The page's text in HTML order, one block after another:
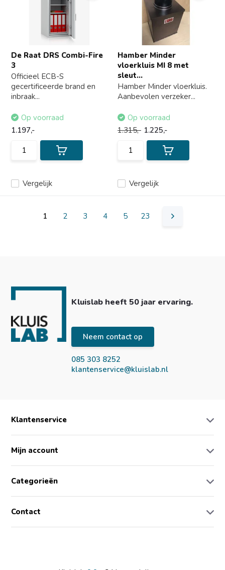
De Raat DRS Combi-Fire
3
Officieel ECB-S
gecertificeerde brand en
inbraak...
Vergelijk
Op voorraad
1.197,-
Hamber Minder
vloerkluis MI 8 met
sleut...
Hamber Minder vloerkluis.
Aanbevolen verzeker...
Vergelijk
Op voorraad
1.315,- 1.225,-
1 2 3 4 5 23
Kluislab heeft 50 jaar ervaring.
Neem contact op
085 303 8252
klantenservice@kluislab.nl
Klantenservice
Mijn account
Categorieën
Contact